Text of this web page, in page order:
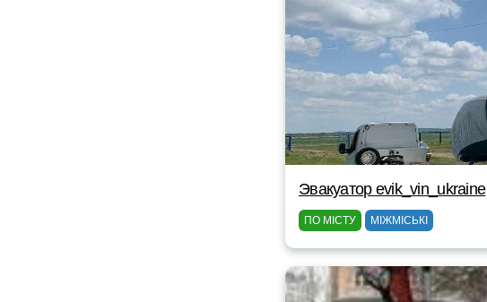
Эвакуатор evik_vin_ukraine
ПО МІСТУ МІЖМІСЬКІ